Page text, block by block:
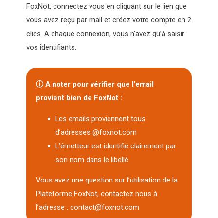
FoxNot, connectez vous en cliquant sur le lien que
vous avez reçu par mail et créez votre compte en 2
clics. A chaque connexion, vous n’avez qu’à saisir
vos identifiants.
ⓘ A noter pour vérifier que l’email
provient bien de FoxNot :
Les emails proviennent tous
d’adresses @foxnot.com
L’émetteur est identifié clairement par
son nom dans le libellé
Vous avez une question sur l’utilisation de la
Plateforme FoxNot, contactez nous à
l’adresse : contact@foxnot.com